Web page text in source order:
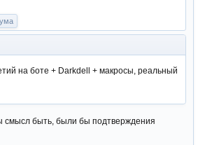
на боте + Darkdell + макросы, реальный
смысл быть, были бы подтверждения